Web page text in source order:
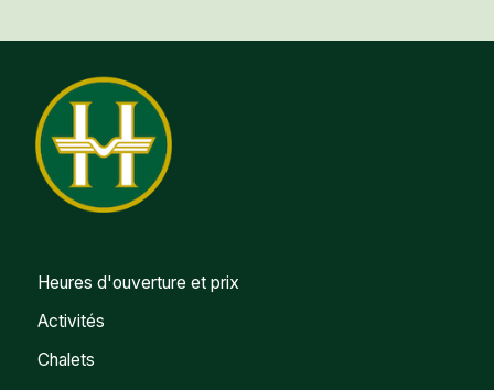
Heures d'ouverture et prix
Activités
Chalets